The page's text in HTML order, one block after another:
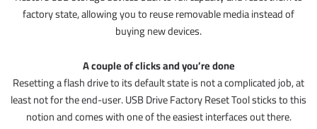
factory state, allowing you to reuse removable media instead of
buying new devices.
A couple of clicks and you’re done
Resetting a flash drive to its default state is not a complicated job, at
least not for the end-user. USB Drive Factory Reset Tool sticks to this
notion and comes with one of the easiest interfaces out there.